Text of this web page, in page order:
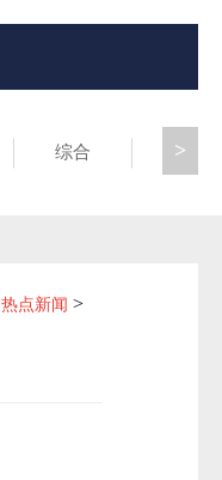
综合 昆滇
>
热点新闻 >